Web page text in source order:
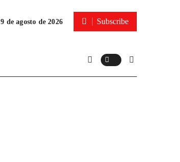
9 de agosto de 2026 Subscribe